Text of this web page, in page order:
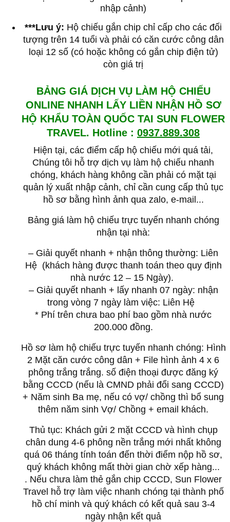
nhập cảnh)
***Lưu ý: Hộ chiếu gắn chip chỉ cấp cho các đối
tượng trên 14 tuổi và phải có căn cước công dân
loại 12 số (có hoặc không có gắn chip điện tử)
còn giá trị
BẢNG GIÁ DỊCH VỤ LÀM HỘ CHIẾU
ONLINE NHANH LẤY LIỀN NHẬN HỒ SƠ
HỘ KHẨU TOÀN QUỐC TAI SUN FLOWER
TRAVEL. Hotline : 0937.889.308
Hiện tại, các điểm cấp hộ chiếu mới quá tải,
Chúng tôi hỗ trợ dịch vụ làm hộ chiếu nhanh
chóng, khách hàng không cần phải có mặt tại
quản lý xuất nhập cảnh, chỉ cần cung cấp thủ tục
hồ sơ bằng hình ảnh qua zalo, e-mail...
Bảng giá làm hộ chiếu trực tuyến nhanh chóng
nhận tại nhà:
– Giải quyết nhanh + nhận thông thường: Liên
Hệ(khách hàng được thanh toán theo quy định
nhà nước 12 – 15 Ngày).
– Giải quyết nhanh + lấy nhanh 07 ngày: nhận
trong vòng 7 ngày làm việc: Liên Hệ
* Phí trên chưa bao phí bao gồm nhà nước
200.000 đồng.
Hồ sơ làm hộ chiếu trực tuyến nhanh chóng: Hình
2 Mặt căn cước công dân + File hình ảnh 4 x 6
phông trắng trắng. số điện thoại được đăng ký
bằng CCCD (nếu là CMND phải đổi sang CCCD)
+ Năm sinh Ba mẹ, nếu có vợ/ chồng thì bổ sung
thêm năm sinh Vợ/ Chồng + email khách.
Thủ tục: Khách gửi 2 mặt CCCD và hình chụp
chân dung 4-6 phông nền trắng mới nhất không
quá 06 tháng tính toán đến thời điểm nộp hồ sơ,
quý khách không mất thời gian chờ xếp hàng...
. Nếu chưa làm thẻ gắn chip CCCD, Sun Flower
Travel hỗ trợ làm việc nhanh chóng tại thành phố
hồ chí minh và quý khách có kết quả sau 3-4
ngày nhận kết quả